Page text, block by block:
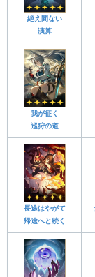
絶え間ない
演算
我が征く
巡狩の道
長途はやがて
帰途へと続く